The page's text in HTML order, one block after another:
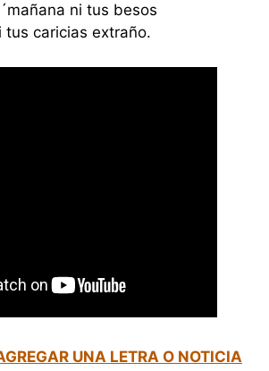
ni tus besos
tus caricias extraño.
UNA LETRA O NOTICIA